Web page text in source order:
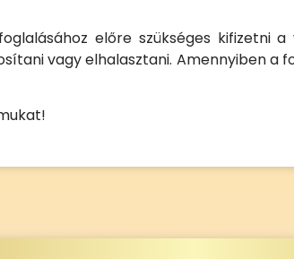
előre szükséges kifizetni
vagy elhalasztani. Amennyiben